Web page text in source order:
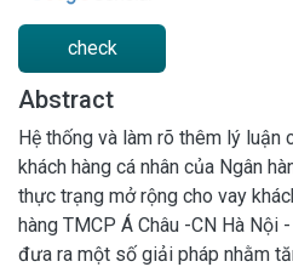
check
Abstract
Hệ thống và làm rõ thêm lý luận
khách hàng cá nhân của Ngân
thực trạng mở rộng cho vay
hàng TMCP Á Châu -CN Hà Nội
đưa ra một số giải pháp nhằm